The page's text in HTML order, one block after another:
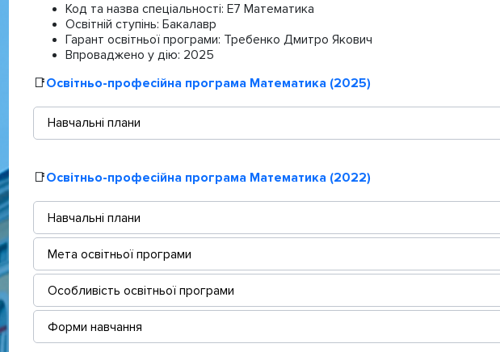
Код та назва спеціальності: Е7 Математика
Освітній ступінь: Бакалавр
Гарант освітньої програми: Требенко Дмитро Якович
Впроваджено у дію: 2025
📑Освітньо-професійна програма Математика (2025)
Навчальні плани
📑Освітньо-професійна програма Математика (2022)
Навчальні плани
Мета освітньої програми
Особливість освітньої програми
Форми навчання